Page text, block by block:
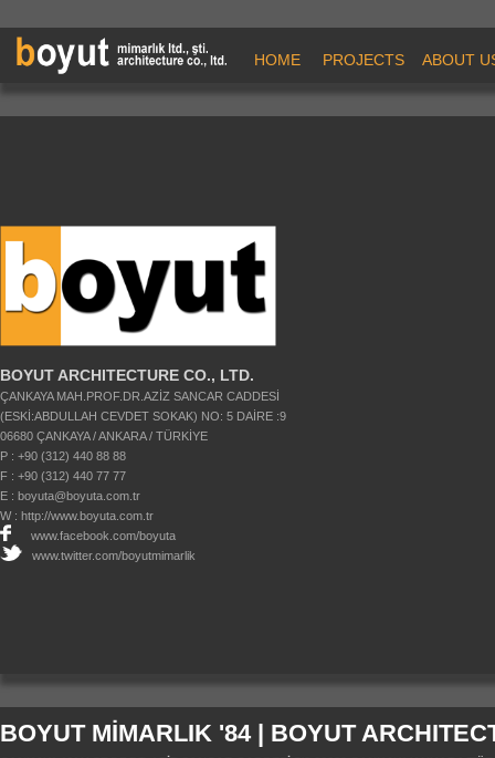
HOME PROJECTS ABOUT
BOYUT ARCHITECTURE CO., LTD.
ÇANKAYA MAH.PROF.DR.AZİZ SANCAR CADDESİ
(ESKİ:ABDULLAH CEVDET SOKAK) NO: 5 DAİRE :9
06680 ÇANKAYA / ANKARA / TÜRKİYE
P : +90 (312) 440 88 88
F : +90 (312) 440 77 77
E : boyuta@boyuta.com.tr
W : http://www.boyuta.com.tr
www.facebook.com/boyuta
www.twitter.com/boyutmimarlik
BOYUT MİMARLIK '84 | BOYUT